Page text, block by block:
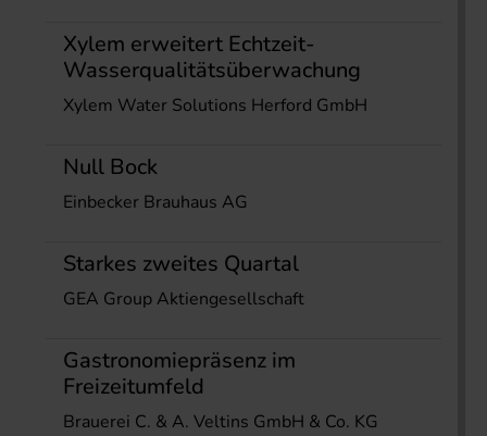
Xylem erweitert Echtzeit-
Wasserqualitätsüberwachung
Xylem Water Solutions Herford GmbH
Null Bock
Einbecker Brauhaus AG
Starkes zweites Quartal
GEA Group Aktiengesellschaft
Gastronomiepräsenz im
Freizeitumfeld
Brauerei C. & A. Veltins GmbH & Co. KG